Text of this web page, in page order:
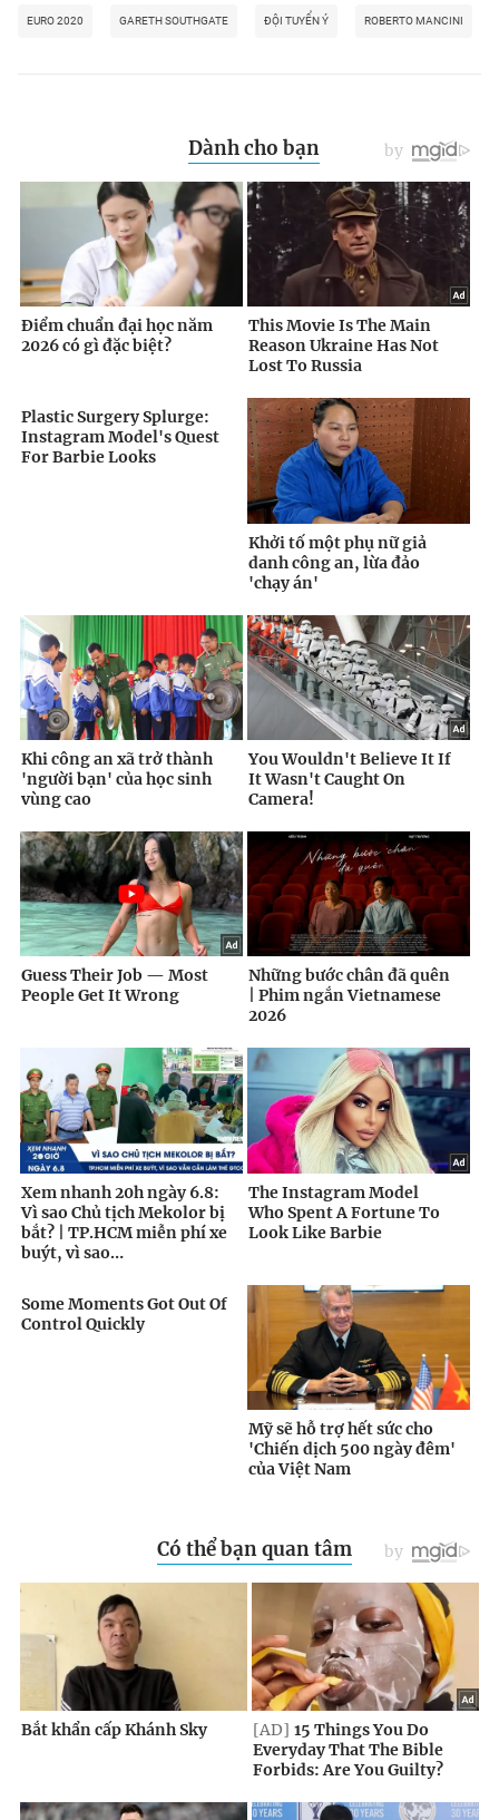
EURO 2020 GARETH SOUTHGATE ĐỘI TUYỂN Ý ROBERTO MANCINI